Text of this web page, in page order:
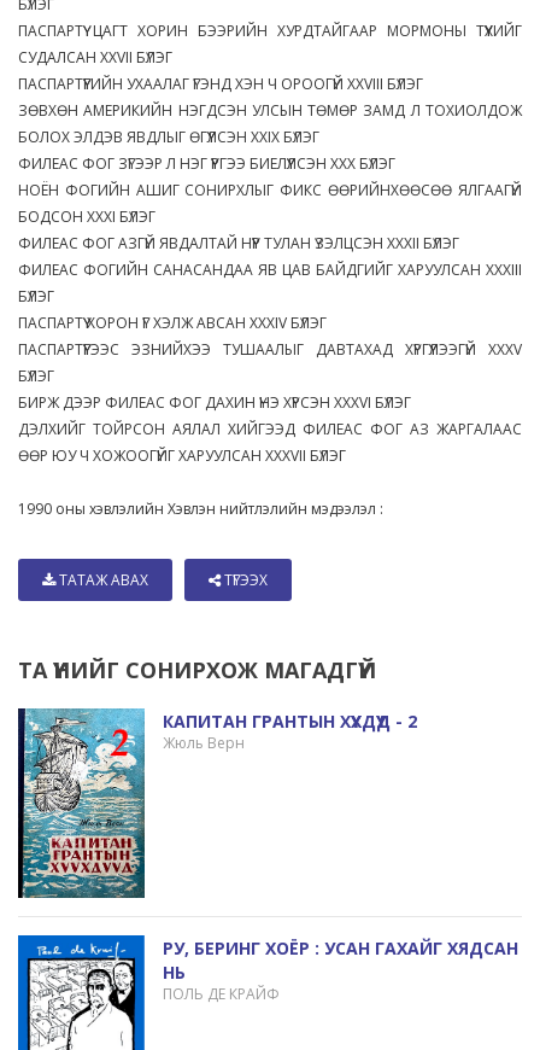
ПАСПАРТҮҮ ЦАГТ ХОРИН БЭЭРИЙН ХУРДТАЙГААР МОРМОНЫ ТҮҮХИЙГ
СУДАЛСАН XXVII БҮЛЭГ
ПАСПАРТҮҮГИЙН УХААЛАГ ҮГЭНД ХЭН Ч ОРООГҮЙ XXVIII БҮЛЭГ
ЗӨВХӨН АМЕРИКИЙН НЭГДСЭН УЛСЫН ТӨМӨР ЗАМД Л ТОХИОЛДОЖ
БОЛОХ ЭЛДЭВ ЯВДЛЫГ ӨГҮҮЛСЭН XXIX БҮЛЭГ
ФИЛЕАС ФОГ ЗҮГЭЭР Л НЭГ ҮҮРГЭЭ БИЕЛҮҮЛСЭН XXX БҮЛЭГ
НОЁН ФОГИЙН АШИГ СОНИРХЛЫГ ФИКС ӨӨРИЙНХӨӨСӨӨ ЯЛГААГҮЙ
БОДСОН XXXI БҮЛЭГ
ФИЛЕАС ФОГ АЗГҮЙ ЯВДАЛТАЙ НҮҮР ТУЛАН ҮЗЭЛЦСЭН XXXII БҮЛЭГ
ФИЛЕАС ФОГИЙН САНАСАНДАА ЯВ ЦАВ БАЙДГИЙГ ХАРУУЛСАН XXXIII
БҮЛЭГ
ПАСПАРТҮҮ ХОРОН ҮГ ХЭЛЖ АВСАН XXXIV БҮЛЭГ
ПАСПАРТҮҮГЭЭС ЭЗНИЙХЭЭ ТУШААЛЫГ ДАВТАХАД ХҮРГҮҮЛЭЭГҮЙ XXXV
БҮЛЭГ
БИРЖ ДЭЭР ФИЛЕАС ФОГ ДАХИН ҮНЭ ХҮРСЭН XXXVI БҮЛЭГ
ДЭЛХИЙГ ТОЙРСОН АЯЛАЛ ХИЙГЭЭД ФИЛЕАС ФОГ АЗ ЖАРГАЛААС
ӨӨР ЮУ Ч ХОЖООГҮЙГ ХАРУУЛСАН XXXVII БҮЛЭГ
1990 оны хэвлэлийн Хэвлэн нийтлэлийн мэдээлэл :
ТАТАЖ АВАХ ТҮГЭЭХ
ТА ҮҮНИЙГ СОНИРХОЖ МАГАДГҮЙ
КАПИТАН ГРАНТЫН ХҮҮХДҮҮД - 2
Жюль Верн
РУ, БЕРИНГ XОЁР : УСАН ГАХАЙГ ХЯДСАН
НЬ
ПОЛЬ ДЕ КРАЙФ